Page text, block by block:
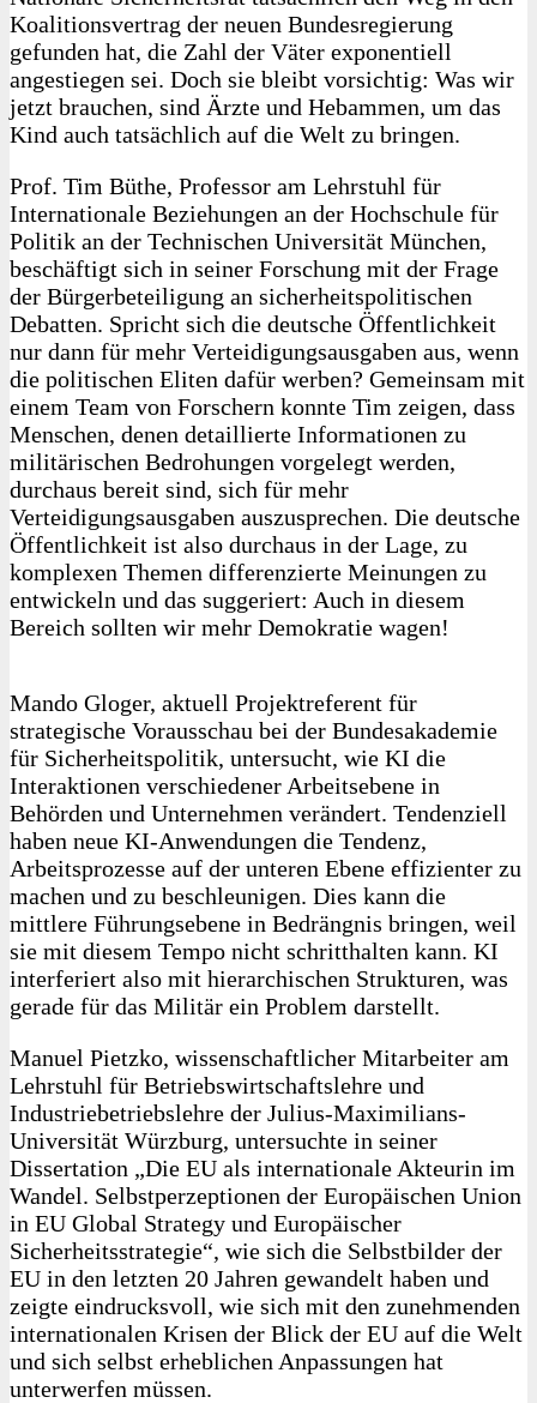
Koalitionsvertrag der neuen Bundesregierung
gefunden hat, die Zahl der Väter exponentiell
angestiegen sei. Doch sie bleibt vorsichtig: Was wir
jetzt brauchen, sind Ärzte und Hebammen, um das
Kind auch tatsächlich auf die Welt zu bringen.
Prof. Tim Büthe, Professor am Lehrstuhl für
Internationale Beziehungen an der Hochschule für
Politik an der Technischen Universität München,
beschäftigt sich in seiner Forschung mit der Frage
der Bürgerbeteiligung an sicherheitspolitischen
Debatten. Spricht sich die deutsche Öffentlichkeit
nur dann für mehr Verteidigungsausgaben aus, wenn
die politischen Eliten dafür werben? Gemeinsam mit
einem Team von Forschern konnte Tim zeigen, dass
Menschen, denen detaillierte Informationen zu
militärischen Bedrohungen vorgelegt werden,
durchaus bereit sind, sich für mehr
Verteidigungsausgaben auszusprechen. Die deutsche
Öffentlichkeit ist also durchaus in der Lage, zu
komplexen Themen differenzierte Meinungen zu
entwickeln und das suggeriert: Auch in diesem
Bereich sollten wir mehr Demokratie wagen!
Mando Gloger, aktuell Projektreferent für
strategische Vorausschau bei der Bundesakademie
für Sicherheitspolitik, untersucht, wie KI die
Interaktionen verschiedener Arbeitsebene in
Behörden und Unternehmen verändert. Tendenziell
haben neue KI-Anwendungen die Tendenz,
Arbeitsprozesse auf der unteren Ebene effizienter zu
machen und zu beschleunigen. Dies kann die
mittlere Führungsebene in Bedrängnis bringen, weil
sie mit diesem Tempo nicht schritthalten kann. KI
interferiert also mit hierarchischen Strukturen, was
gerade für das Militär ein Problem darstellt.
Manuel Pietzko, wissenschaftlicher Mitarbeiter am
Lehrstuhl für Betriebswirtschaftslehre und
Industriebetriebslehre der Julius-Maximilians-
Universität Würzburg, untersuchte in seiner
Dissertation „Die EU als internationale Akteurin im
Wandel. Selbstperzeptionen der Europäischen Union
in EU Global Strategy und Europäischer
Sicherheitsstrategie“, wie sich die Selbstbilder der
EU in den letzten 20 Jahren gewandelt haben und
zeigte eindrucksvoll, wie sich mit den zunehmenden
internationalen Krisen der Blick der EU auf die Welt
und sich selbst erheblichen Anpassungen hat
unterwerfen müssen.